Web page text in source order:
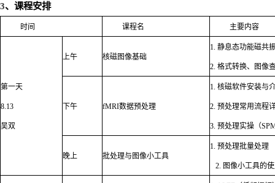
3、课程安排
时间 课程名 主要内容
第一天
8.13
吴双
上午 核磁图像基础
1. 静息态功能磁共
2. 格式转换、图像
下午 fMRI数据预处理
1. 核磁软件安装与
2. 预处理常用流程
3. 预处理实操（
晚上 批处理与图像小工具
1. 预处理批量处理
2. 图像小工具的